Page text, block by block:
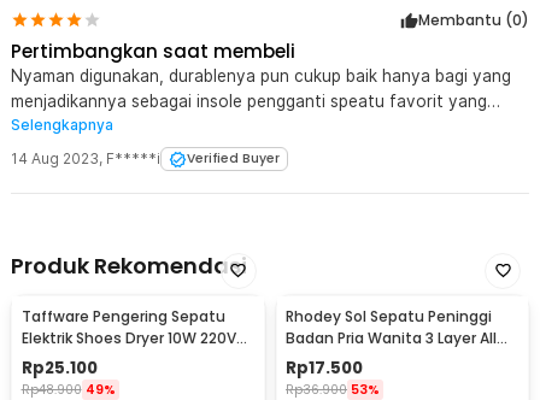
Membantu (0)
Pertimbangkan saat membeli
Nyaman digunakan, durablenya pun cukup baik hanya bagi yang
menjadikannya sebagai insole pengganti speatu favorit yang
digunakan setiap hari, mungkin lebih baik cek produk lain karena
ini mudah tipis utamanya daerah tumit yang menyangga berat
Selengkapnya
14 Aug 2023, F*****i Verified Buyer
Produk Rekomendasi
Taffware Pengering Sepatu
Elektrik Shoes Dryer 10W 220V
EU Plug - TPS2
Rp25.100
Rp48.900 49%
Rhodey Sol Sepatu Peninggi
Badan Pria Wanita 3 Layer All
Size - C-728
Rp17.500
Rp36.900 53%